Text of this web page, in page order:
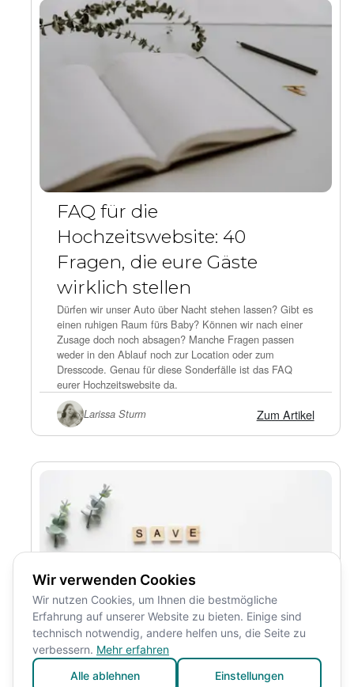
FAQ für die
Hochzeitswebsite: 40
Fragen, die eure Gäste
wirklich stellen
Dürfen wir unser Auto über Nacht stehen lassen? Gibt es
einen ruhigen Raum fürs Baby? Können wir nach einer
Zusage doch noch absagen? Manche Fragen passen
weder in den Ablauf noch zur Location oder zum
Dresscode. Genau für diese Sonderfälle ist das FAQ
eurer Hochzeitswebsite da.
Larissa Sturm Zum Artikel
Wir verwenden Cookies
Wir nutzen Cookies, um Ihnen die bestmögliche
Erfahrung auf unserer Website zu bieten. Einige sind
technisch notwendig, andere helfen uns, die Seite zu
verbessern. Mehr erfahren
Alle ablehnen
Einstellungen